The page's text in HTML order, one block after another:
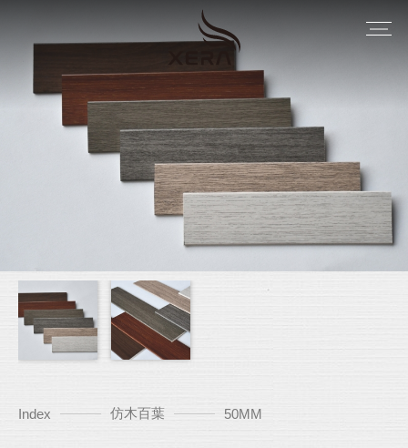
Index 仿木百葉 50MM